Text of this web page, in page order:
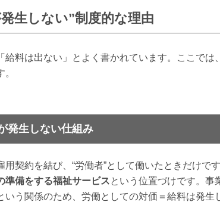
生しない”制度的な理由
給料は出ない」とよく書かれています。ここでは
発生しない仕組み
契約を結び、“労働者”として働いたときだけで
準備をする福祉サービスという位置づけです。事
う関係のため、労働としての対価＝給料は発生